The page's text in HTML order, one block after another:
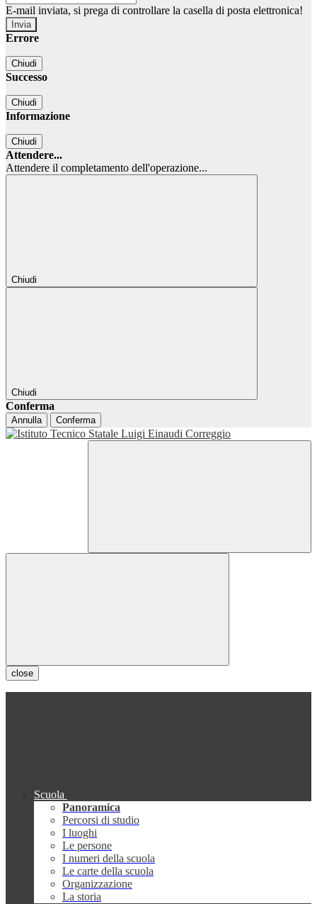
E-mail inviata, si prega di controllare la casella di posta elettronica!
Errore
Chiudi
Successo
Chiudi
Informazione
Chiudi
Attendere...
Attendere il completamento dell'operazione...
Chiudi
Chiudi
Conferma
Annulla Conferma
close
Scuola
Panoramica
Percorsi di studio
I luoghi
Le persone
I numeri della scuola
Le carte della scuola
Organizzazione
La storia